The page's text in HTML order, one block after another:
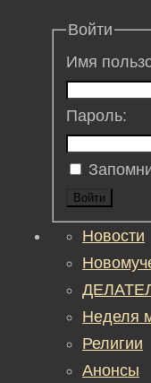
Войти
Имя
Пароль:
Войти
Новости
Неделя
Религии
Анонсы